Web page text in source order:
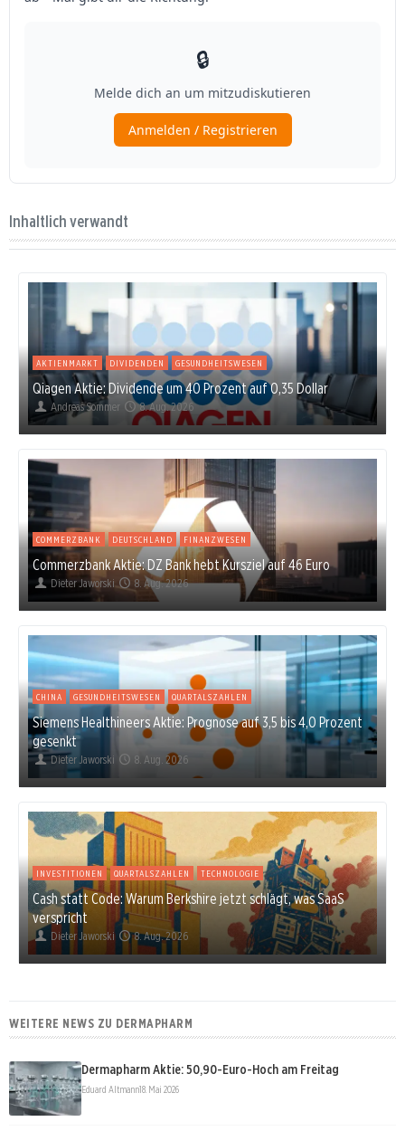
Inhaltlich verwandt
AKTIENMARKT DIVIDENDEN GESUNDHEITSWESEN
Qiagen Aktie: Dividende um 40 Prozent auf 0,35 Dollar
Andreas Sommer 8. Aug. 2026
COMMERZBANK DEUTSCHLAND FINANZWESEN
Commerzbank Aktie: DZ Bank hebt Kursziel auf 46 Euro
Dieter Jaworski 8. Aug. 2026
CHINA GESUNDHEITSWESEN QUARTALSZAHLEN
Siemens Healthineers Aktie: Prognose auf 3,5 bis 4,0 Prozent
gesenkt
Dieter Jaworski 8. Aug. 2026
INVESTITIONEN QUARTALSZAHLEN TECHNOLOGIE
Cash statt Code: Warum Berkshire jetzt schlägt, was SaaS
verspricht
Dieter Jaworski 8. Aug. 2026
WEITERE NEWS ZU DERMAPHARM
Dermapharm Aktie: 50,90-Euro-Hoch am Freitag
Eduard Altmann18. Mai 2026